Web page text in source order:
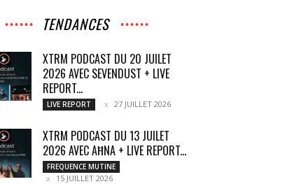
TENDANCES
XTRM PODCAST DU 20 JUILET
2026 AVEC SEVENDUST + LIVE
REPORT...
LIVE REPORT 27 JUILLET 2026
XTRM PODCAST DU 13 JUILET
2026 AVEC AĦNA + LIVE REPORT...
FREQUENCE MUTINE
15 JUILLET 2026